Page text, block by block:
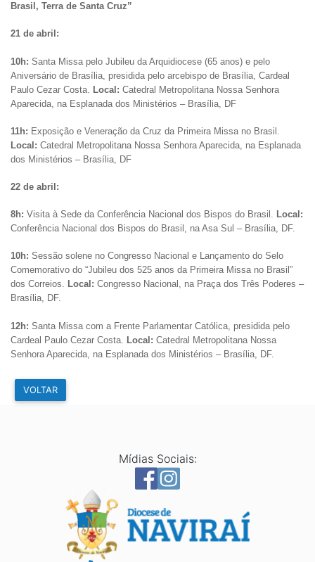
Brasil, Terra de Santa Cruz”
21 de abril:
10h: Santa Missa pelo Jubileu da Arquidiocese (65 anos) e pelo
Aniversário de Brasília, presidida pelo arcebispo de Brasília, Cardeal
Paulo Cezar Costa. Local: Catedral Metropolitana Nossa Senhora
Aparecida, na Esplanada dos Ministérios – Brasília, DF
11h: Exposição e Veneração da Cruz da Primeira Missa no Brasil.
Local: Catedral Metropolitana Nossa Senhora Aparecida, na Esplanada
dos Ministérios – Brasília, DF
22 de abril:
8h: Visita à Sede da Conferência Nacional dos Bispos do Brasil. Local:
Conferência Nacional dos Bispos do Brasil, na Asa Sul – Brasília, DF.
10h: Sessão solene no Congresso Nacional e Lançamento do Selo
Comemorativo do “Jubileu dos 525 anos da Primeira Missa no Brasil”
dos Correios. Local: Congresso Nacional, na Praça dos Três Poderes –
Brasília, DF.
12h: Santa Missa com a Frente Parlamentar Católica, presidida pelo
Cardeal Paulo Cezar Costa. Local: Catedral Metropolitana Nossa
Senhora Aparecida, na Esplanada dos Ministérios – Brasília, DF.
VOLTAR
Mídias Sociais: